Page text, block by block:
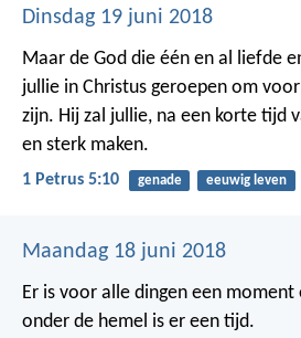
Dinsdag 19 juni 2018
Maar de God die één en al liefde
jullie in Christus geroepen om
zijn. Hij zal jullie, na een korte tijd
en sterk maken.
1 Petrus 5:10 genade eeuwig leven
Maandag 18 juni 2018
Er is voor alle dingen een
onder de hemel is er een tijd.